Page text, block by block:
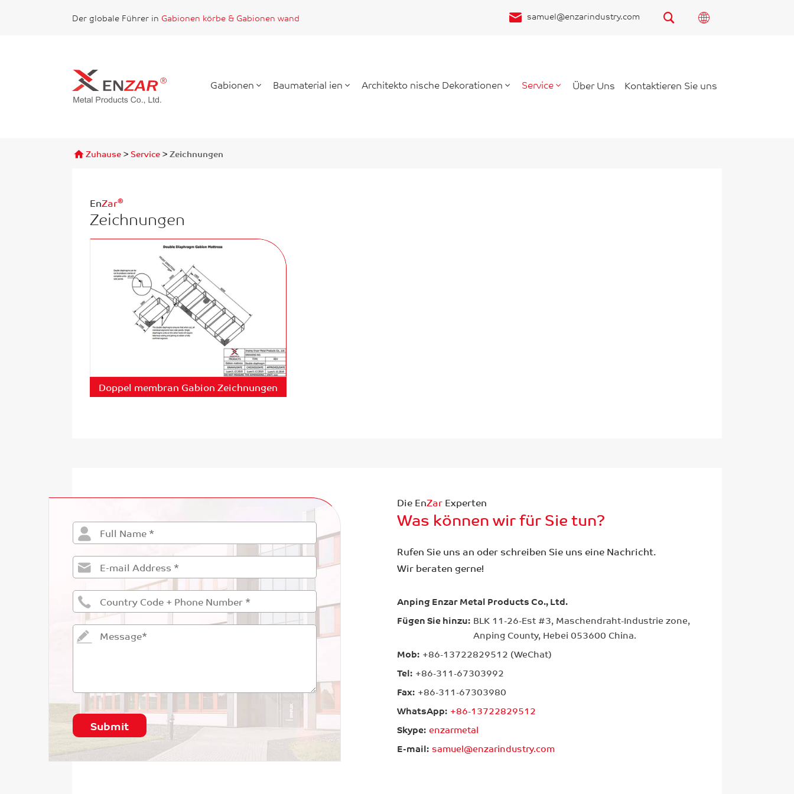
Der globale Führer in Gabionen körbe & Gabionen wand samuel@enzarindustry.com
Gabionen Baumaterial ien Architekto nische Dekorationen Service Über Uns Kontaktieren Sie uns
Zuhause>Service>Zeichnungen
EnZar®
Zeichnungen
Doppel membran Gabion Zeichnungen
Die EnZarExperten
Was können wir für Sie tun?
Rufen Sie uns an oder schreiben Sie uns eine Nachricht.
Wir beraten gerne!
Anping Enzar Metal Products Co., Ltd.
Fügen Sie hinzu: BLK 11-26-Est #3, Maschendraht-Industrie zone,
Anping County, Hebei 053600 China.
Mob: +86-13722829512 (WeChat)
Tel: +86-311-67303992
Fax: +86-311-67303980
WhatsApp: +86-13722829512
Skype:enzarmetal
E-mail:samuel@enzarindustry.com
Submit